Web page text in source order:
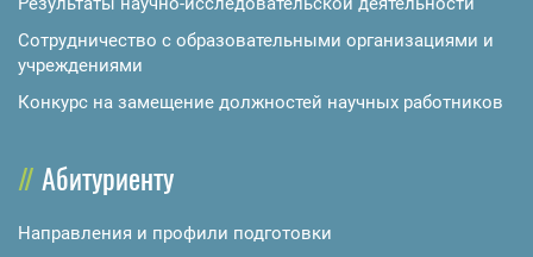
Сотрудничество с образовательными организациями и
учреждениями
Конкурс на замещение должностей научных работников
Абитуриенту
Направления и профили подготовки